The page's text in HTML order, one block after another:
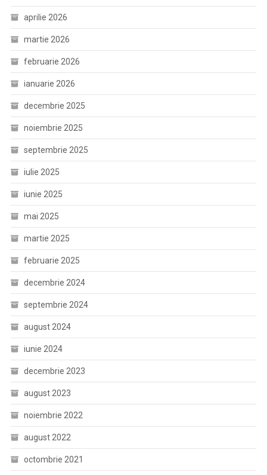
aprilie 2026
martie 2026
februarie 2026
ianuarie 2026
decembrie 2025
noiembrie 2025
septembrie 2025
iulie 2025
iunie 2025
mai 2025
martie 2025
februarie 2025
decembrie 2024
septembrie 2024
august 2024
iunie 2024
decembrie 2023
august 2023
noiembrie 2022
august 2022
octombrie 2021